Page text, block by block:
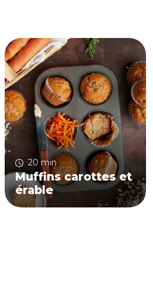
20 min
Muffins carottes et
érable